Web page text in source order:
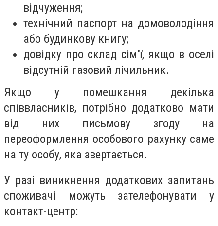
відчуження;
технічний паспорт на домоволодіння
або будинкову книгу;
довідку про склад сім’ї, якщо в оселі
відсутній газовий лічильник.
Якщо у помешкання декілька
співвласників, потрібно додатково мати
від них письмову згоду на
переоформлення особового рахунку саме
на ту особу, яка звертається.
У разі виникнення додаткових запитань
споживачі можуть зателефонувати у
контакт-центр: